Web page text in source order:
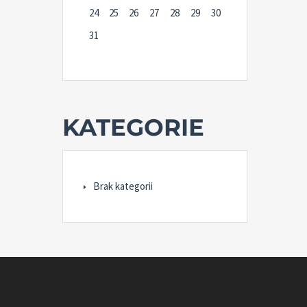
24
25 26 27 28 29
30
31
KATEGORIE
Brak kategorii